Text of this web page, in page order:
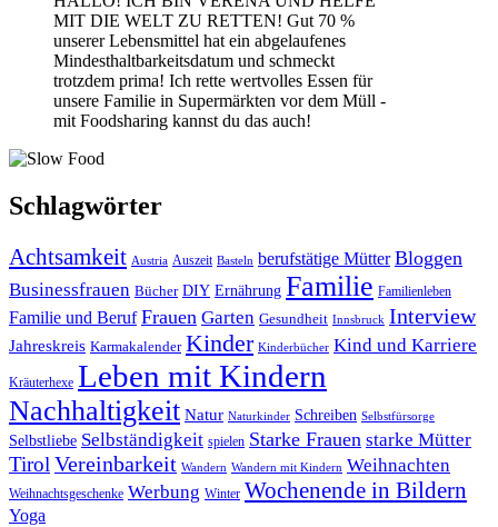
MIT DIE WELT ZU RETTEN! Gut 70 %
unserer Lebensmittel hat ein abgelaufenes
Mindesthaltbarkeitsdatum und schmeckt
trotzdem prima! Ich rette wertvolles Essen für
unsere Familie in Supermärkten vor dem Müll -
mit Foodsharing kannst du das auch!
Schlagwörter
Achtsamkeit Austria Auszeit Basteln berufstätige Mütter Bloggen
Businessfrauen Bücher DIY Ernährung Familie Familienleben
Familie und Beruf Frauen Garten Gesundheit Innsbruck Interview
Jahreskreis Karmakalender Kinder Kinderbücher Kind und Karriere
Kräuterhexe Leben mit Kindern
Nachhaltigkeit Natur Naturkinder Schreiben Selbstfürsorge
Selbstliebe Selbständigkeit spielen Starke Frauen starke Mütter
Tirol Vereinbarkeit Wandern Wandern mit Kindern Weihnachten
Weihnachtsgeschenke Werbung Winter Wochenende in Bildern
Yoga